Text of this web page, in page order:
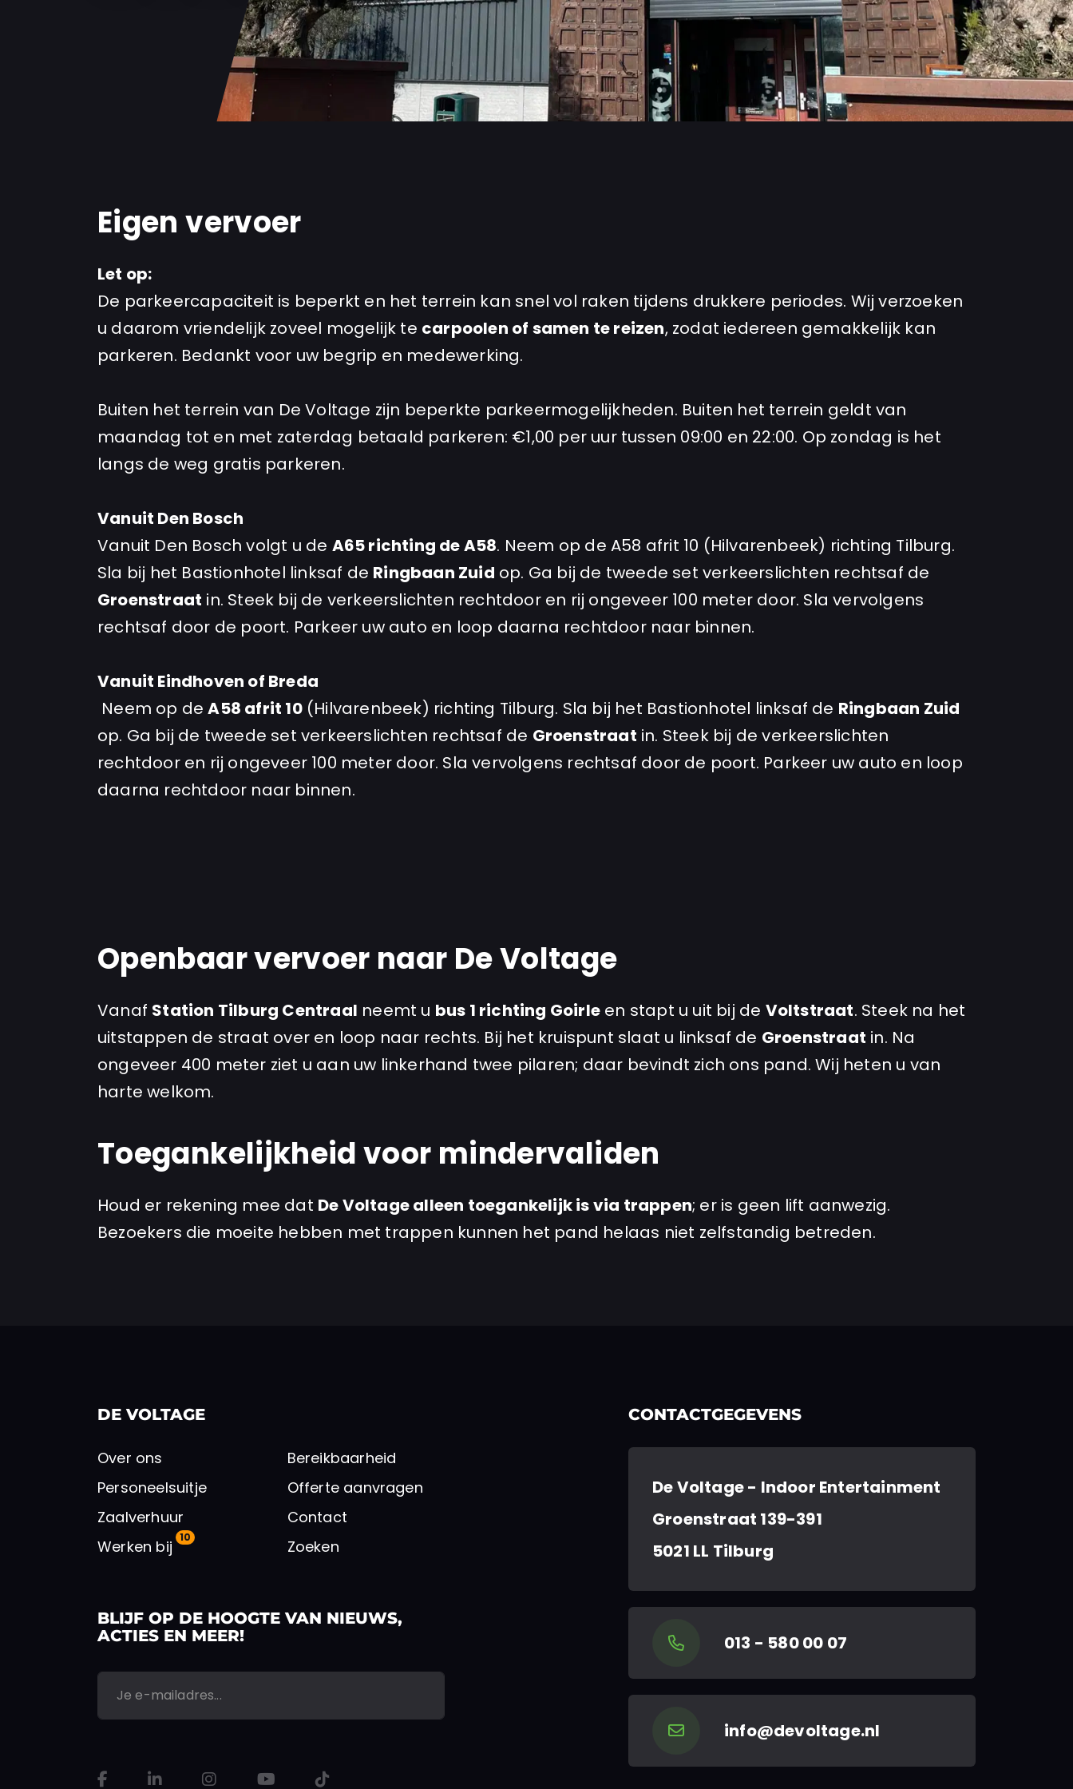
Eigen vervoer
Let op:
De parkeercapaciteit is beperkt en het terrein kan snel vol raken tijdens drukkere periodes. Wij verzoeken
u daarom vriendelijk zoveel mogelijk te carpoolen of samen te reizen, zodat iedereen gemakkelijk kan
parkeren. Bedankt voor uw begrip en medewerking.
Buiten het terrein van De Voltage zijn beperkte parkeermogelijkheden. Buiten het terrein geldt van
maandag tot en met zaterdag betaald parkeren: €1,00 per uur tussen 09:00 en 22:00. Op zondag is het
langs de weg gratis parkeren.
Vanuit Den Bosch
Vanuit Den Bosch volgt u de A65 richting de A58. Neem op de A58 afrit 10 (Hilvarenbeek) richting Tilburg.
Sla bij het Bastionhotel linksaf de Ringbaan Zuid op. Ga bij de tweede set verkeerslichten rechtsaf de
Groenstraat in. Steek bij de verkeerslichten rechtdoor en rij ongeveer 100 meter door. Sla vervolgens
rechtsaf door de poort. Parkeer uw auto en loop daarna rechtdoor naar binnen.
Vanuit Eindhoven of Breda
Neem op deA58 afrit 10(Hilvarenbeek) richting Tilburg. Sla bij het Bastionhotel linksaf de Ringbaan Zuid
op. Ga bij de tweede set verkeerslichten rechtsaf de Groenstraat in. Steek bij de verkeerslichten
rechtdoor en rij ongeveer 100 meter door. Sla vervolgens rechtsaf door de poort. Parkeer uw auto en loop
daarna rechtdoor naar binnen.
Openbaar vervoer naar De Voltage
Vanaf Station Tilburg Centraal neemt u bus 1 richting Goirle en stapt u uit bij de Voltstraat. Steek na het
uitstappen de straat over en loop naar rechts. Bij het kruispunt slaat u linksaf de Groenstraat in. Na
ongeveer 400 meter ziet u aan uw linkerhand twee pilaren; daar bevindt zich ons pand. Wij heten u van
harte welkom.
Toegankelijkheid voor mindervaliden
Houd er rekening mee dat De Voltage alleen toegankelijk is via trappen; er is geen lift aanwezig.
Bezoekers die moeite hebben met trappen kunnen het pand helaas niet zelfstandig betreden.
DE VOLTAGE
Over ons
Personeelsuitje
Zaalverhuur
Werken bij 10
Bereikbaarheid
Offerte aanvragen
Contact
Zoeken
BLIJF OP DE HOOGTE VAN NIEUWS,
ACTIES EN MEER!
"Email
E-mailadres *
CONTACTGEGEVENS
De Voltage - Indoor Entertainment
Groenstraat 139-391
5021 LL Tilburg
013 - 580 00 07
info@devoltage.nl